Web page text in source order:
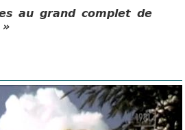
au grand complet de